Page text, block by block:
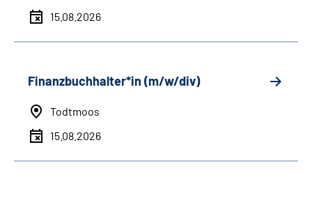
15.08.2026
Finanzbuchhalter*in (m/w/div)
Todtmoos
15.08.2026